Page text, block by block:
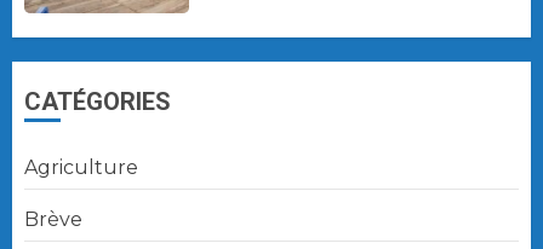
CATÉGORIES
Agriculture
Brève